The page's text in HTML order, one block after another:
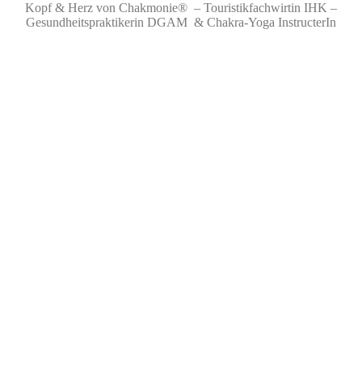
Kopf & Herz von Chakmonie® – Touristikfachwirtin IHK –
Gesundheitspraktikerin DGAM & Chakra-Yoga InstructerIn